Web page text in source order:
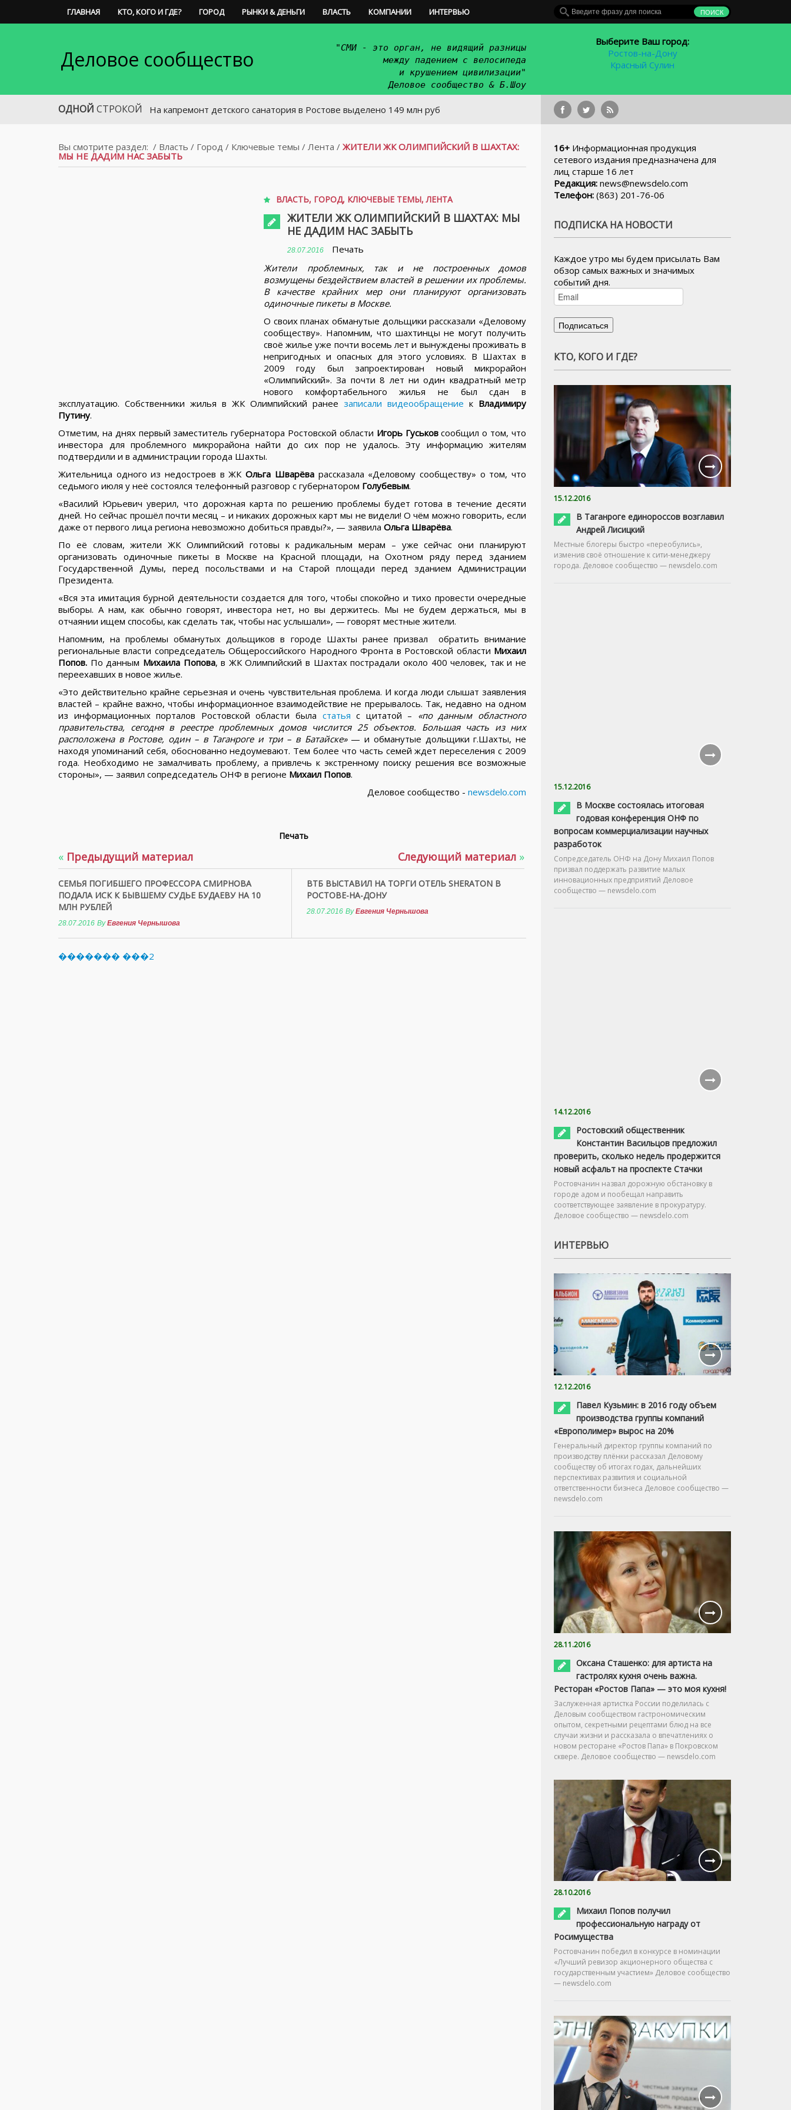
ГЛАВНАЯ КТО, КОГО И ГДЕ? ГОРОД РЫНКИ & ДЕНЬГИ ВЛАСТЬ КОМПАНИИ ИНТЕРВЬЮ
Деловое сообщество
"СМИ - это орган, не видящий разницы
между падением с велосипеда
и крушением цивилизации"
Деловое сообщество & Б.Шоу
Выберите Ваш город:
Ростов-на-Дону
Красный Сулин
ОДНОЙ СТРОКОЙ
На капремонт детского санатория в Ростове выделено 149 млн руб
Вы смотрите раздел: / Власть / Город / Ключевые темы / Лента / ЖИТЕЛИ ЖК ОЛИМПИЙСКИЙ В ШАХТАХ:
МЫ НЕ ДАДИМ НАС ЗАБЫТЬ
ВЛАСТЬ, ГОРОД, КЛЮЧЕВЫЕ ТЕМЫ,ЛЕНТА
ЖИТЕЛИ ЖК ОЛИМПИЙСКИЙ В ШАХТАХ: МЫ
НЕ ДАДИМ НАС ЗАБЫТЬ
28.07.2016
Печать
Жители проблемных, так и не построенных домов
возмущены бездействием властей в решении их проблемы.
В качестве крайних мер они планируют организовать
одиночные пикеты в Москве.
О своих планах обманутые дольщики рассказали «Деловому
сообществу». Напомним, что шахтинцы не могут получить
своё жилье уже почти восемь лет и вынуждены проживать в
непригодных и опасных для этого условиях. В Шахтах в
2009 году был запроектирован новый микрорайон
«Олимпийский». За почти 8 лет ни один квадратный метр
нового комфортабельного жилья не был сдан в
эксплуатацию. Собственники жилья в ЖК Олимпийский ранее записали видеообращение к Владимиру
Путину.
Отметим, на днях первый заместитель губернатора Ростовской области Игорь Гуськовсообщил о том, что
инвестора для проблемного микрорайона найти до сих пор не удалось. Эту информацию жителям
подтвердили и в администрации города Шахты.
Жительница одного из недостроев в ЖКОльга Шварёварассказала «Деловому сообществу» о том, что
седьмого июля у неё состоялся телефонный разговор с губернатором Голубевым.
«Василий Юрьевич уверил, что дорожная карта по решению проблемы будет готова в течение десяти
дней. Но сейчас прошёл почти месяц – и никаких дорожных карт мы не видели! О чём можно говорить, если
даже от первого лица региона невозможно добиться правды?», — заявила Ольга Шварёва.
По её словам, жители ЖК Олимпийский готовы к радикальным мерам – уже сейчас они планируют
организовать одиночные пикеты в Москве на Красной площади, на Охотном ряду перед зданием
Государственной Думы, перед посольствами и на Старой площади перед зданием Администрации
Президента.
«Вся эта имитация бурной деятельности создается для того, чтобы спокойно и тихо провести очередные
выборы. А нам, как обычно говорят, инвестора нет, но вы держитесь. Мы не будем держаться, мы в
отчаянии ищем способы, как сделать так, чтобы нас услышали», — говорят местные жители.
Напомним, на проблемы обманутых дольщиков в городе Шахты ранее призвал обратить внимание
региональные власти сопредседатель Общероссийского Народного Фронта в Ростовской области Михаил
Попов. По данным Михаила Попова, в ЖК Олимпийский в Шахтах пострадали около 400 человек, так и не
переехавших в новое жилье.
«Это действительно крайне серьезная и очень чувствительная проблема. И когда люди слышат заявления
властей – крайне важно, чтобы информационное взаимодействие не прерывалось. Так, недавно на одном
из информационных порталов Ростовской области была статья с цитатой – «по данным областного
правительства, сегодня в реестре проблемных домов числится 25 объектов. Большая часть из них
расположена в Ростове, один – в Таганроге и три – в Батайске»— и обманутые дольщики г.Шахты, не
находя упоминаний себя, обоснованно недоумевают. Тем более что часть семей ждет переселения с 2009
года. Необходимо не замалчивать проблему, а привлечь к экстренному поиску решения все возможные
стороны», — заявил сопредседатель ОНФ в регионе Михаил Попов.
Деловое сообщество - newsdelo.com
Печать
« Предыдущий материал
СЕМЬЯ ПОГИБШЕГО ПРОФЕССОРА СМИРНОВА
ПОДАЛА ИСК К БЫВШЕМУ СУДЬЕ БУДАЕВУ НА 10
МЛН РУБЛЕЙ
28.07.2016 ByЕвгения Чернышова
Следующий материал »
ВТБ ВЫСТАВИЛ НА ТОРГИ ОТЕЛЬ SHERATON В
РОСТОВЕ-НА-ДОНУ
28.07.2016 ByЕвгения Чернышова
������� ���2
16+ Информационная продукция
сетевого издания предназначена для
лиц старше 16 лет
Редакция: news@newsdelo.com
Телефон: (863) 201-76-06
ПОДПИСКА НА НОВОСТИ
Каждое утро мы будем присылать Вам
обзор самых важных и значимых
событий дня.
КТО, КОГО И ГДЕ?
15.12.2016
В Таганроге единороссов возглавил
Андрей Лисицкий
Местные блогеры быстро «переобулись»,
изменив своё отношение к сити-менеджеру
города. Деловое сообщество — newsdelo.com
15.12.2016
В Москве состоялась итоговая
годовая конференция ОНФ по
вопросам коммерциализации научных
разработок
Сопредседатель ОНФ на Дону Михаил Попов
призвал поддержать развитие малых
инновационных предприятий Деловое
сообщество — newsdelo.com
14.12.2016
Ростовский общественник
Константин Васильцов предложил
проверить, сколько недель продержится
новый асфальт на проспекте Стачки
Ростовчанин назвал дорожную обстановку в
городе адом и пообещал направить
соответствующее заявление в прокуратуру.
Деловое сообщество — newsdelo.com
ИНТЕРВЬЮ
12.12.2016
Павел Кузьмин: в 2016 году объем
производства группы компаний
«Европолимер» вырос на 20%
Генеральный директор группы компаний по
производству плёнки рассказал Деловому
сообществу об итогах годах, дальнейших
перспективах развития и социальной
ответственности бизнеса Деловое сообщество —
newsdelo.com
28.11.2016
Оксана Сташенко: для артиста на
гастролях кухня очень важна.
Ресторан «Ростов Папа» — это моя кухня!
Заслуженная артистка России поделилась с
Деловым сообществом гастрономическим
опытом, секретными рецептами блюд на все
случаи жизни и рассказала о впечатлениях о
новом ресторане «Ростов Папа» в Покровском
сквере. Деловое сообщество — newsdelo.com
28.10.2016
Михаил Попов получил
профессиональную награду от
Росимущества
Ростовчанин победил в конкурсе в номинации
«Лучший ревизор акционерного общества с
государственным участием» Деловое сообщество
— newsdelo.com